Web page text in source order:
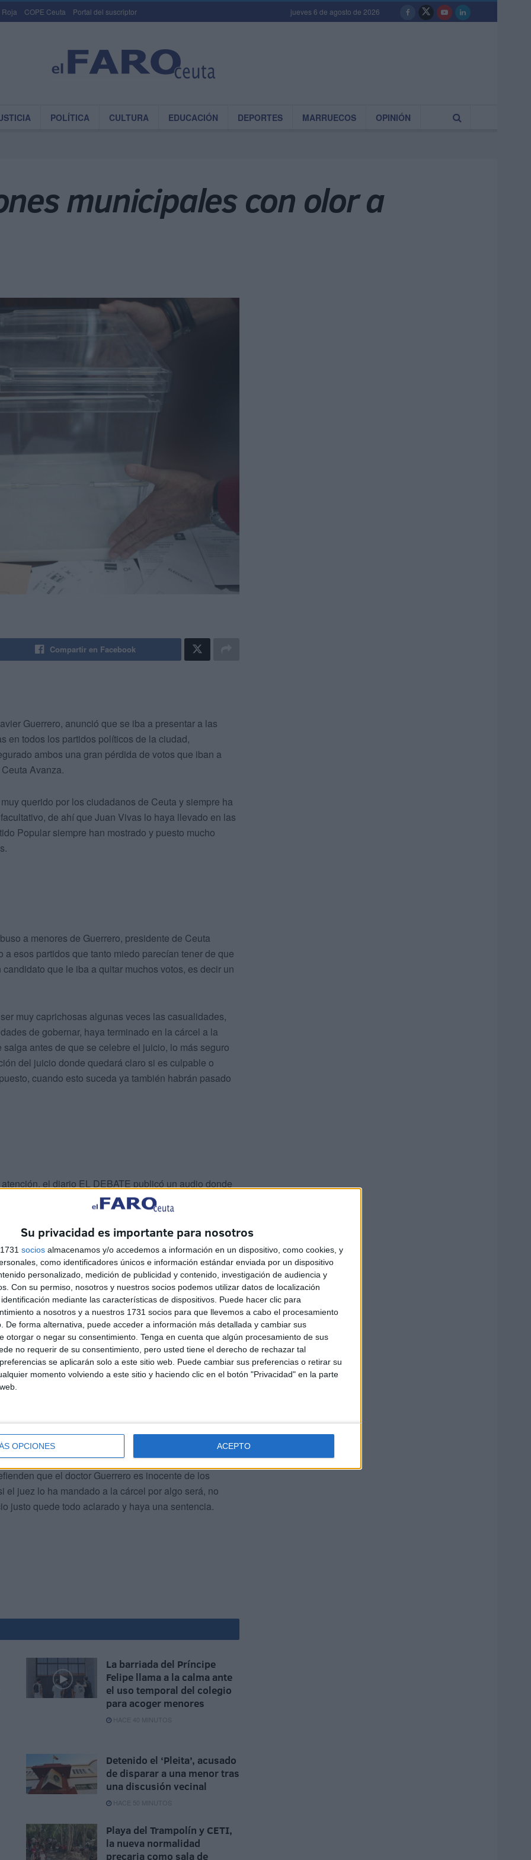
Su privacidad es importante para nosotros
socios almacenamos y/o accedemos a información en un dispositivo, como cookies, y
como identificadores únicos e información estándar enviada por un dispositivo
personalizado, medición de publicidad y contenido, investigación de audiencia y
Con su permiso, nosotros y nuestros socios podemos utilizar datos de localización
mediante las características de dispositivos. Puede hacer clic para
a nosotros y a nuestros 1731 socios para que llevemos a cabo el procesamiento
De forma alternativa, puede acceder a información más detallada y cambiar sus
otorgar o negar su consentimiento. Tenga en cuenta que algún procesamiento de sus
no requerir de su consentimiento, pero usted tiene el derecho de rechazar tal
se aplicarán solo a este sitio web. Puede cambiar sus preferencias o retirar su
momento volviendo a este sitio y haciendo clic en el botón "Privacidad" en la parte
OPCIONES ACEPTO
Roja COPE Ceuta Portal del suscriptor jueves 6 de agosto de 2026
POLÍTICA CULTURA EDUCACIÓN DEPORTES MARRUECOS OPINIÓN
municipales con olor a
Compartir en Facebook
Guerrero, anunció que se iba a presentar a las
en todos los partidos políticos de la ciudad,
ambos una gran pérdida de votos que iban a
Avanza.
querido por los ciudadanos de Ceuta y siempre ha
de ahí que Juan Vivas lo haya llevado en las
Popular siempre han mostrado y puesto mucho
a menores de Guerrero, presidente de Ceuta
esos partidos que tanto miedo parecían tener de que
que le iba a quitar muchos votos, es decir un
muy caprichosas algunas veces las casualidades,
de gobernar, haya terminado en la cárcel a la
antes de que se celebre el juicio, lo más seguro
del juicio donde quedará claro si es culpable o
cuando esto suceda ya también habrán pasado
el diario EL DEBATE publicó un audio donde
Guerrero y su secretaria. Este empresario en todo
secretario general del PSOE de Ceuta, y le
para poner todos los votos que consiguiera su
un equipo de gobierno. Una vez que se destapó este
dijo que iba de “farol” y que no estaba
de película. Lo más normal es que el secretario
por haberse atribuido una representación que nadie
para tener más claro que ese empresario no
un documento escrito el cual pretendía que
De llegar a dicho acuerdo, dejaba entrever en el
apunta a que habrá más de lo mismo.
que el doctor Guerrero es inocente de los
juez lo ha mandado a la cárcel por algo será, no
justo quede todo aclarado y haya una sentencia.
La barriada del Príncipe
Felipe llama a la calma ante
el uso temporal del colegio
para acoger menores
HACE 40 MINUTOS
Detenido el ‘Pleita’, acusado
de disparar a una menor tras
una discusión vecinal
HACE 50 MINUTOS
Playa del Trampolín y CETI,
la nueva normalidad
precaria como sala de